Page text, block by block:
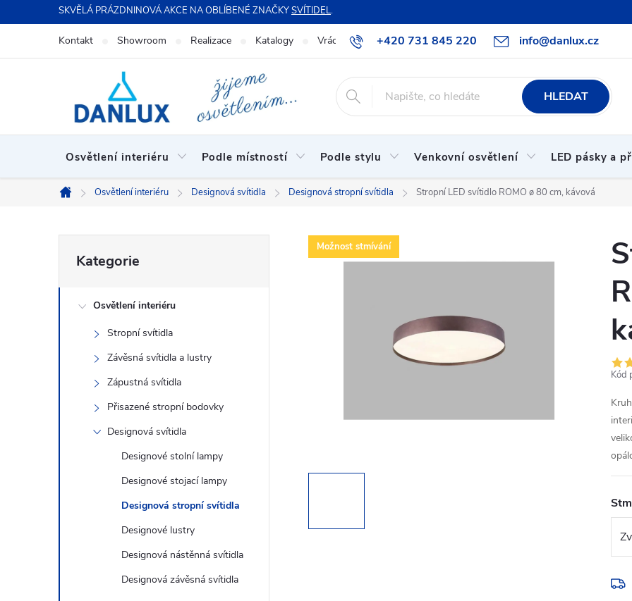
na
SKVĚLÁ PRÁZDNINOVÁ AKCE NA OBLÍBENÉ ZNAČKYSVÍTIDEL.
+420 731 845 220 info@danlux.cz
Kontakt Showroom Realizace Katalogy Vrácení zboží a reklamace O nás B2B spolupráce
HLEDAT
Osvětlení interiéru Podle místností Podle stylu Venkovní osvětlení LED pásky a
Domů
Osvětlení interiéru Designová svítidla Designová stropní svítidla Stropní LED svítidlo ROMO ø 80 cm, kávová
o
kategorie
Kategorie
Osvětlení interiéru
Stropní svítidla
Závěsná svítidla a lustry
Zápustná svítidla
Přisazené stropní bodovky
Designová svítidla
Designové stolní lampy
Designové stojací lampy
Designová stropní svítidla
Designové lustry
Designová nástěnná svítidla
Designová závěsná svítidla
Možnost stmívání
Kód